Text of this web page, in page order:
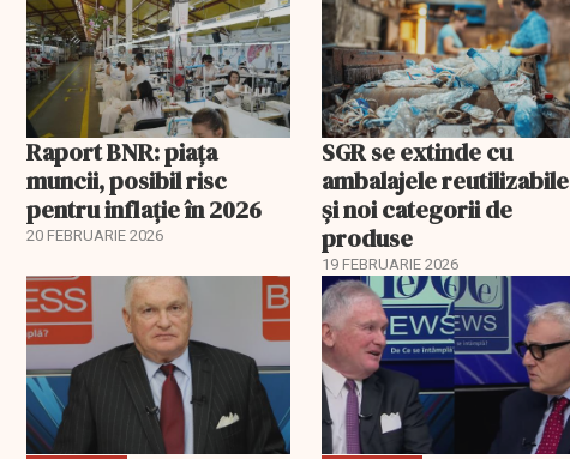
Raport BNR: piața
muncii, posibil risc
pentru inflație în 2026
20 FEBRUARIE 2026
SGR se extinde cu
ambalajele reutilizabile
și noi categorii de
produse
19 FEBRUARIE 2026
EXCLUSIV EXCLUSIV